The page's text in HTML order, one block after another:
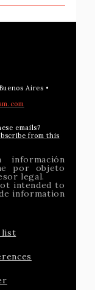
Aires •
emails?
from this
por objeto
legal.
intended to
information
list